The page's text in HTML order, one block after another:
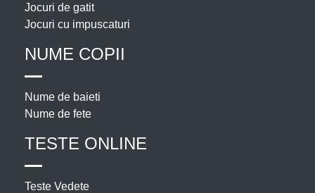
Jocuri de gatit
Jocuri cu impuscaturi
NUME COPII
Nume de baieti
Nume de fete
TESTE ONLINE
Teste Vedete